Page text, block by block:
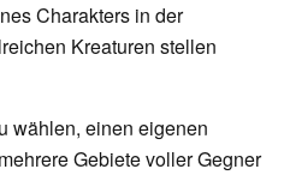
Charakters in der
Kreaturen stellen
wählen, einen eigenen
Gebiete voller Gegner